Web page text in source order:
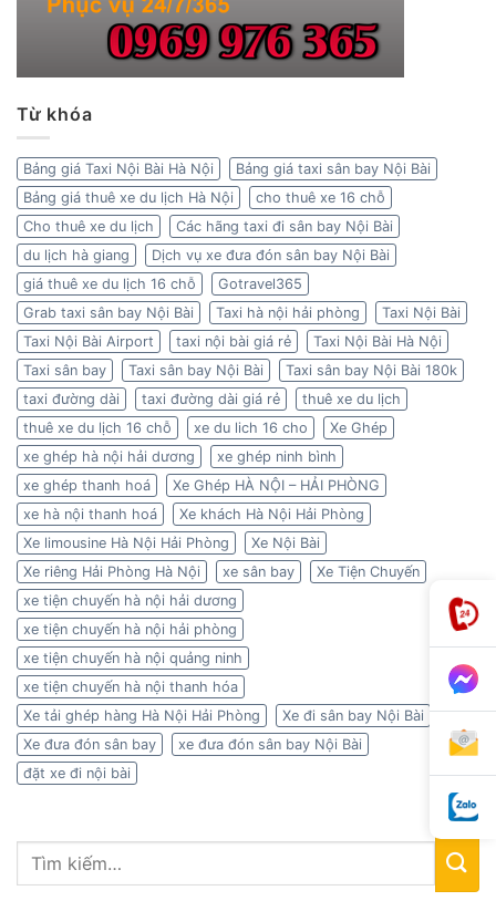
Từ khóa
Bảng giá Taxi Nội Bài Hà Nội
Bảng giá taxi sân bay Nội Bài
Bảng giá thuê xe du lịch Hà Nội
cho thuê xe 16 chỗ
Cho thuê xe du lịch
Các hãng taxi đi sân bay Nội Bài
du lịch hà giang
Dịch vụ xe đưa đón sân bay Nội Bài
giá thuê xe du lịch 16 chỗ
Gotravel365
Grab taxi sân bay Nội Bài
Taxi hà nội hải phòng
Taxi Nội Bài
Taxi Nội Bài Airport
taxi nội bài giá rẻ
Taxi Nội Bài Hà Nội
Taxi sân bay
Taxi sân bay Nội Bài
Taxi sân bay Nội Bài 180k
taxi đường dài
taxi đường dài giá rẻ
thuê xe du lịch
thuê xe du lịch 16 chỗ
xe du lich 16 cho
Xe Ghép
xe ghép hà nội hải dương
xe ghép ninh bình
xe ghép thanh hoá
Xe Ghép HÀ NỘI – HẢI PHÒNG
xe hà nội thanh hoá
Xe khách Hà Nội Hải Phòng
Xe limousine Hà Nội Hải Phòng
Xe Nội Bài
Xe riêng Hải Phòng Hà Nội
xe sân bay
Xe Tiện Chuyến
xe tiện chuyến hà nội hải dương
xe tiện chuyến hà nội hải phòng
xe tiện chuyến hà nội quảng ninh
xe tiện chuyến hà nội thanh hóa
Xe tải ghép hàng Hà Nội Hải Phòng
Xe đi sân bay Nội Bài
Xe đưa đón sân bay
xe đưa đón sân bay Nội Bài
đặt xe đi nội bài